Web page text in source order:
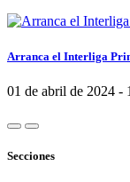
Arranca el Interliga
01 de abril de 2024 -
Secciones